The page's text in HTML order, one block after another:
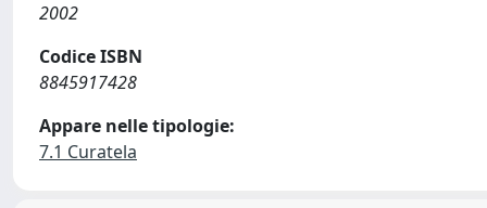
2002
Codice ISBN
8845917428
Appare nelle tipologie:
7.1 Curatela